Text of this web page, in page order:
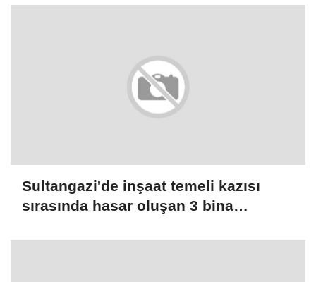
Sultangazi'de inşaat temeli kazısı
sırasında hasar oluşan 3 bina